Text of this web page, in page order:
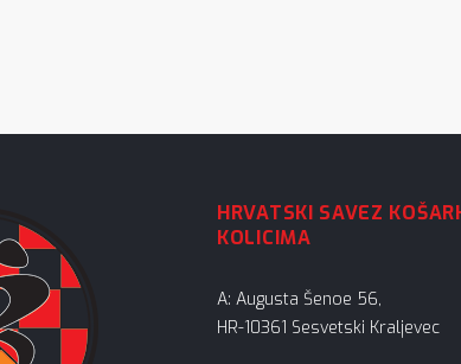
HRVATSKI SAVEZ
KOLICIMA
A: Augusta Šenoe 56,
HR-10361 Sesvetski Kraljevec